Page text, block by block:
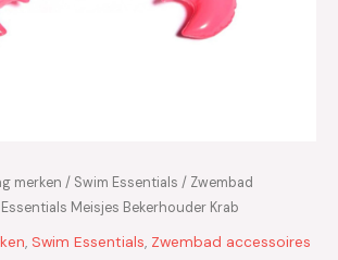
merken / Swim Essentials / Zwembad
Meisjes Bekerhouder Krab
, Swim Essentials, Zwembad accessoires